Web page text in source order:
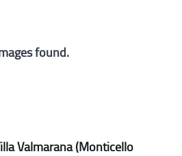
found.
Valmarana (Monticello